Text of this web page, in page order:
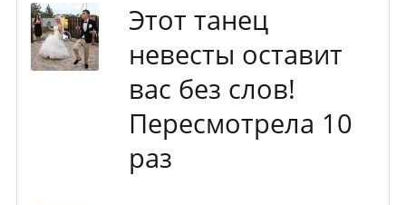
Этот танец
невесты оставит
вас без слов!
Пересмотрела 10
раз